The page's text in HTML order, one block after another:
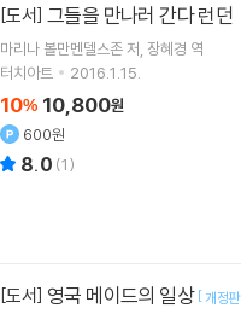
[도서] 그들을 만나러 간다 런던
마리나 볼만멘델스존저 장혜경 역
터치아트
2016.1.15.
10% 10,800원
600원
8.0 (1)
[도서] 영국 메이드의 일상 [개정판